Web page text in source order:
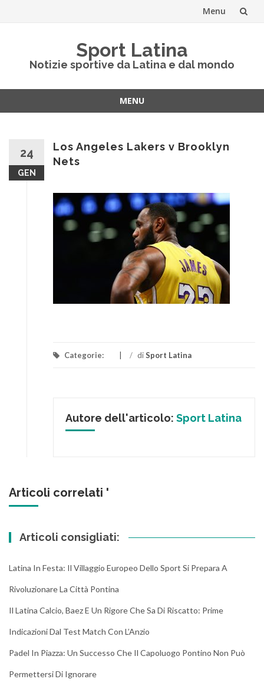
Menu
Sport Latina
Notizie sportive da Latina e dal mondo
MENU
24
GEN
Los Angeles Lakers v Brooklyn
Nets
Categorie: / diSport Latina
Autore dell'articolo: Sport Latina
Articoli correlati '
Articoli consigliati:
Latina In Festa: Il Villaggio Europeo Dello Sport Si Prepara A
Rivoluzionare La Città Pontina
Il Latina Calcio, Baez E Un Rigore Che Sa Di Riscatto: Prime
Indicazioni Dal Test Match Con L’Anzio
Padel In Piazza: Un Successo Che Il Capoluogo Pontino Non Può
Permettersi Di Ignorare